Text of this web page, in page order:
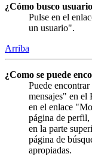
¿Cómo busco
Pulse en el
un usuario".
Arriba
¿Como se puede
Puede
mensajes" en el
en el enlace
página de
en la parte
página de
apropiadas.